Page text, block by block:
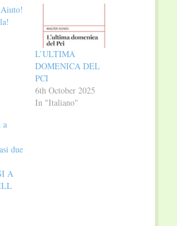
L’ULTIMA
DOMENICA DEL
PCI
6th October 2025
In "Italiano"
due
A